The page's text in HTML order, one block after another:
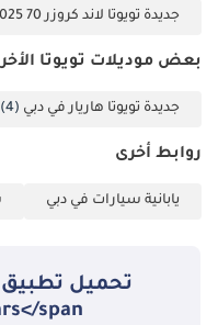
جديدة تويوتا لاند كروزر 70 2025
بعض موديلات تويوتا
جديدة تويوتا هاريار في دبي (4)
روابط أخرى
يابانية سيارات في دبي
span>